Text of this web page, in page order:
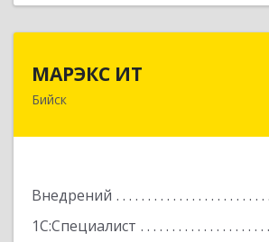
МАРЭКС ИТ
Бийск
Внедрений
1С:Специалист